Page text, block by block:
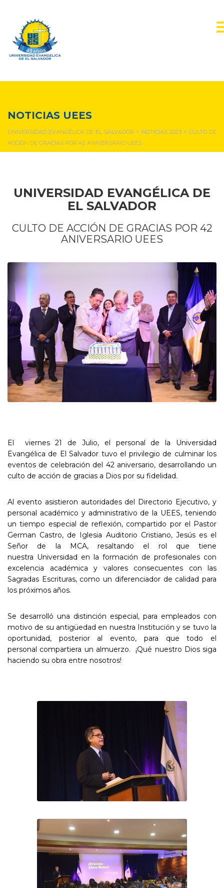
NOTICIAS UEES
UNIVERSIDAD EVANGÉLICA DE EL SALVADOR > NOTICIAS 2023 > CULTO DE
ACCIÓN DE GRACIAS POR 42 ANIVERSARIO UEES​
UNIVERSIDAD EVANGÉLICA DE
EL SALVADOR
CULTO DE ACCIÓN DE GRACIAS POR 42
ANIVERSARIO UEES
El viernes 21 de Julio, el personal de la Universidad
Evangélica de El Salvador tuvo el privilegio de culminar los
eventos de celebración del 42 aniversario, desarrollandoun
culto de acción de gracias a Dios por su fidelidad.
Al evento asistieron autoridades del
Directorio Ejecutivo, y
personal académico y administrativo de la UEES, teniendo
untiempo especial de reflexión, compartido por el Pastor
German Castro, de Iglesia Auditorio Cristiano, Jesús es el
Señor de la MCA, resaltando el rol que tiene
nuestra Universidad en la formación de profesionales con
excelencia académica y valores consecuentes con las
Sagradas Escrituras, como un diferenciador de calidad para
los próximos años.
Se desarrolló una distinción especial, para empleados con
motivo de su antigüedad en nuestra Institución y se tuvo la
oportunidad, posterior al evento, para que todo el
personal compartiera un almuerzo. ¡Qué nuestro Dios siga
haciendo su obra entre nosotros!